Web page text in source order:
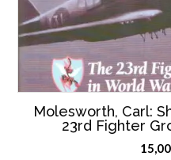
Molesworth, Carl:
23rd Fighter
15,00